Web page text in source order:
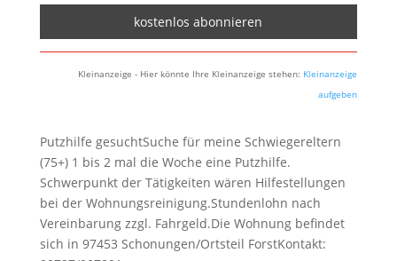
Kleinanzeige - Hier könnte Ihre Kleinanzeige stehen: Kleinanzeige
aufgeben
Putzhilfe gesuchtSuche für meine Schwiegereltern
(75+) 1 bis 2 mal die Woche eine Putzhilfe.
Schwerpunkt der Tätigkeiten wären Hilfestellungen
bei der Wohnungsreinigung.Stundenlohn nach
Vereinbarung zzgl. Fahrgeld.Die Wohnung befindet
sich in 97453 Schonungen/Ortsteil ForstKontakt: